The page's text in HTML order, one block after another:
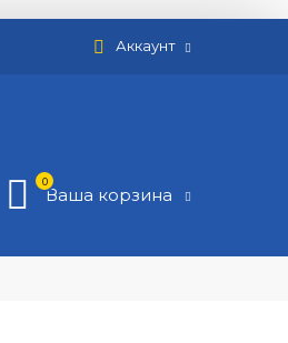
Аккаунт
0
Ваша корзина